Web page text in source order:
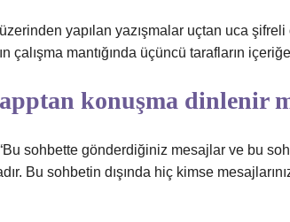
yapılan yazışmalar uçtan uca
çalışma mantığında üçüncü tarafların
konuşma dinlenir
sohbette gönderdiğiniz mesajlar ve bu
Bu sohbetin dışında hiç kimse